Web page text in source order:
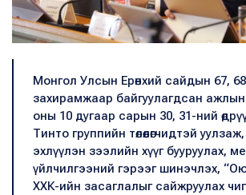
Монгол Улсын Ерөнхий сайдын 67,
захирамжаар байгуулагдсан ажлын
оны 10 дугаар сарын 30, 31-ний
Тинто группийн төлөөлөгчидтэй
эхлүүлэн зээлийн хүүг бууруулах,
үйлчилгээний гэрээг шинэчлэх,
ХХК-ийн засаглалыг сайжруулах